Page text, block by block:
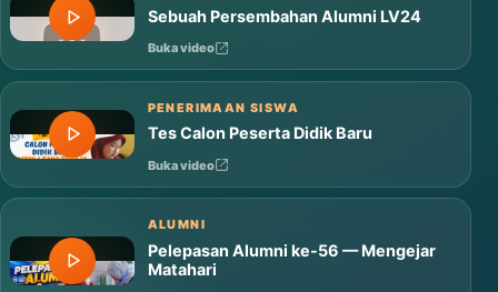
Sebuah Persembahan Alumni LV24
Buka video
PENERIMAAN SISWA
Tes Calon Peserta Didik Baru
Buka video
ALUMNI
Pelepasan Alumni ke-56 — Mengejar
Matahari